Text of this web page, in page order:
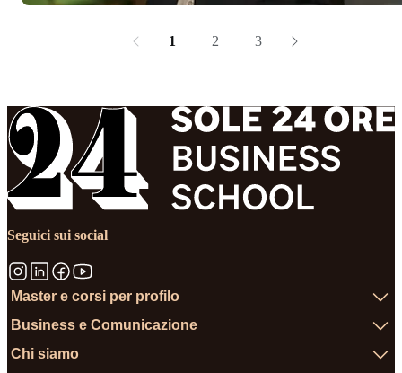
1 2 3
Seguici sui social
Master e corsi per profilo
Business e Comunicazione
Chi siamo